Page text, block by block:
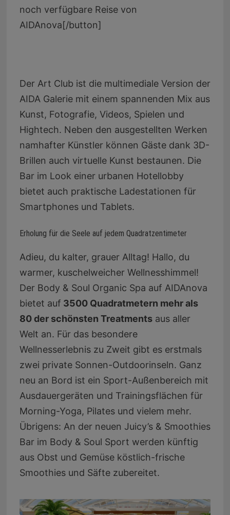
noch verfügbare Reise von
AIDAnova[/button]
Der Art Club ist die multimediale Version der
AIDA Galerie mit einem spannenden Mix aus
Kunst, Fotografie, Videos, Spielen und
Hightech. Neben den ausgestellten Werken
namhafter Künstler können Gäste dank 3D-
Brillen auch virtuelle Kunst bestaunen. Die
Bar im Look einer urbanen Hotellobby
bietet auch praktische Ladestationen für
Smartphones und Tablets.
Erholung für die Seele auf jedem Quadratzentimeter
Adieu, du kalter, grauer Alltag! Hallo, du
warmer, kuschelweicher Wellnesshimmel!
Der Body & Soul Organic Spa auf AIDAnova
bietet auf 3500 Quadratmetern mehr als
80 der schönsten Treatmentsaus aller
Welt an. Für das besondere
Wellnesserlebnis zu Zweit gibt es erstmals
zwei private Sonnen-Outdoorinseln. Ganz
neu an Bord ist ein Sport-Außenbereich mit
Ausdauergeräten und Trainingsflächen für
Morning-Yoga, Pilates und vielem mehr.
Übrigens: An der neuen Juicy’s & Smoothies
Bar im Body & Soul Sport werden künftig
aus Obst und Gemüse köstlich-frische
Smoothies und Säfte zubereitet.